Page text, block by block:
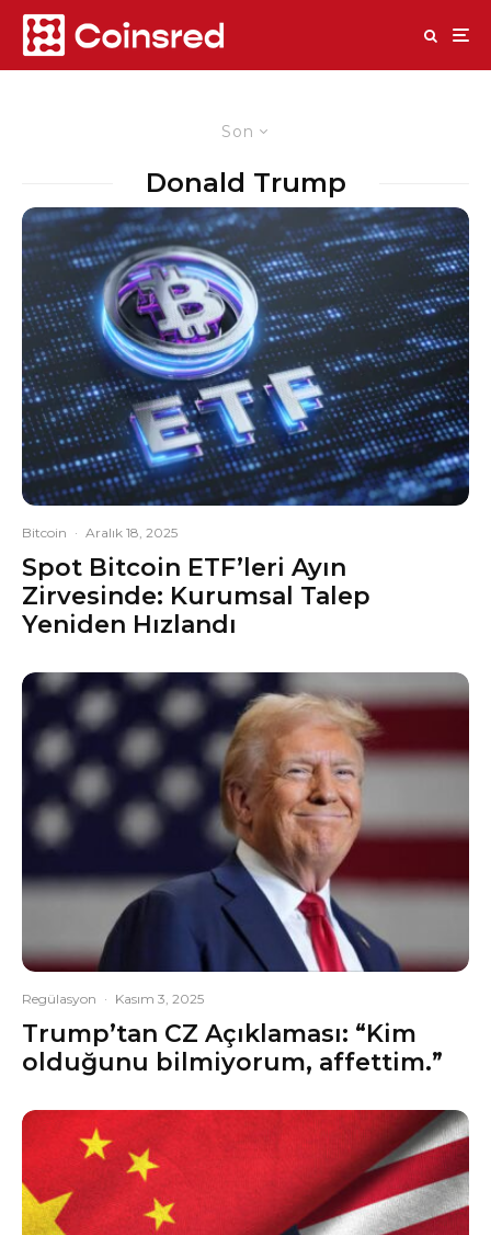
Son
Donald Trump
Bitcoin · Aralık 18, 2025
Spot Bitcoin ETF’leri Ayın
Zirvesinde: Kurumsal Talep
Yeniden Hızlandı
Regülasyon · Kasım 3, 2025
Trump’tan CZ Açıklaması: “Kim
olduğunu bilmiyorum, affettim.”